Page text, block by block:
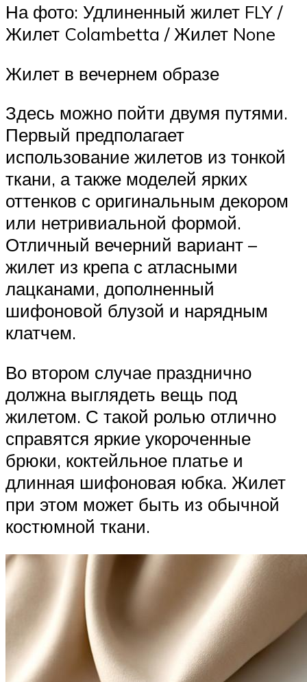
На фото: Удлиненный жилет FLY /
Жилет Colambetta / Жилет None
Жилет в вечернем образе
Здесь можно пойти двумя путями.
Первый предполагает
использование жилетов из тонкой
ткани, а также моделей ярких
оттенков с оригинальным декором
или нетривиальной формой.
Отличный вечерний вариант –
жилет из крепа с атласными
лацканами, дополненный
шифоновой блузой и нарядным
клатчем.
Во втором случае празднично
должна выглядеть вещь под
жилетом. С такой ролью отлично
справятся яркие укороченные
брюки, коктейльное платье и
длинная шифоновая юбка. Жилет
при этом может быть из обычной
костюмной ткани.